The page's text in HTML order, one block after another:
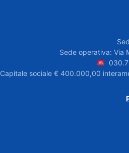
Sede operativa: Via
Capitale sociale € 400.000,00